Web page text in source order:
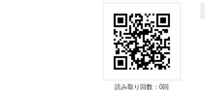
読み取り回数：0回